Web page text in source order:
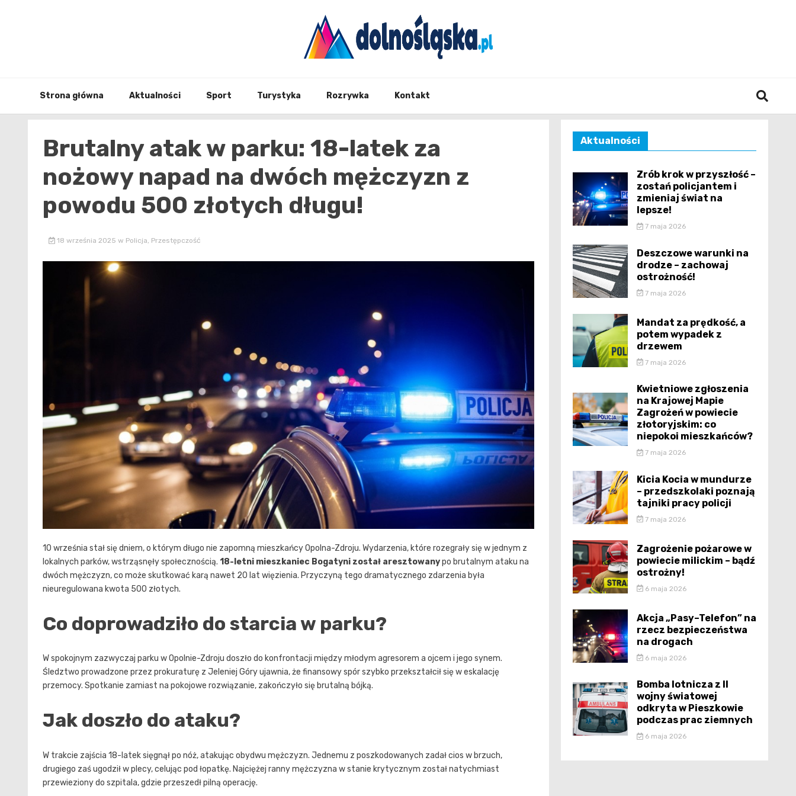
Strona główna Aktualności Sport Turystyka Rozrywka Kontakt
Brutalny atak w parku: 18-latek za
nożowy napad na dwóch mężczyzn z
powodu 500 złotych długu!
18 września 2025 w Policja, Przestępczość
10 września stał się dniem, o którym długo nie zapomną mieszkańcy Opolna-Zdroju. Wydarzenia, które rozegrały się w jednym z
lokalnych parków, wstrząsnęły społecznością. 18-letni mieszkaniec Bogatyni został aresztowanypo brutalnym ataku na
dwóch mężczyzn, co może skutkować karą nawet 20 lat więzienia. Przyczyną tego dramatycznego zdarzenia była
nieuregulowana kwota 500 złotych.
Co doprowadziło do starcia w parku?
W spokojnym zazwyczaj parku w Opolnie-Zdroju doszło do konfrontacji między młodym agresorem a ojcem i jego synem.
Śledztwo prowadzone przez prokuraturę z Jeleniej Góry ujawnia, że finansowy spór szybko przekształcił się w eskalację
przemocy. Spotkanie zamiast na pokojowe rozwiązanie, zakończyło się brutalną bójką.
Jak doszło do ataku?
W trakcie zajścia 18-latek sięgnął po nóż, atakując obydwu mężczyzn. Jednemu z poszkodowanych zadał cios w brzuch,
drugiego zaś ugodził w plecy, celując pod łopatkę. Najciężej ranny mężczyzna w stanie krytycznym został natychmiast
przewieziony do szpitala, gdzie przeszedł pilną operację.
Aktualności
Zrób krok w przyszłość –
zostań policjantem i
zmieniaj świat na
lepsze!
7 maja 2026
Deszczowe warunki na
drodze – zachowaj
ostrożność!
7 maja 2026
Mandat za prędkość, a
potem wypadek z
drzewem
7 maja 2026
Kwietniowe zgłoszenia
na Krajowej Mapie
Zagrożeń w powiecie
złotoryjskim: co
niepokoi mieszkańców?
7 maja 2026
Kicia Kocia w mundurze
– przedszkolaki poznają
tajniki pracy policji
7 maja 2026
Zagrożenie pożarowe w
powiecie milickim – bądź
ostrożny!
6 maja 2026
Akcja „Pasy–Telefon” na
rzecz bezpieczeństwa
na drogach
6 maja 2026
Bomba lotnicza z II
wojny światowej
odkryta w Pieszkowie
podczas prac ziemnych
6 maja 2026